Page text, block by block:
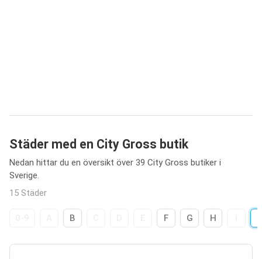
Städer med en City Gross butik
Nedan hittar du en översikt över 39 City Gross butiker i
Sverige.
15 Städer
B F G H